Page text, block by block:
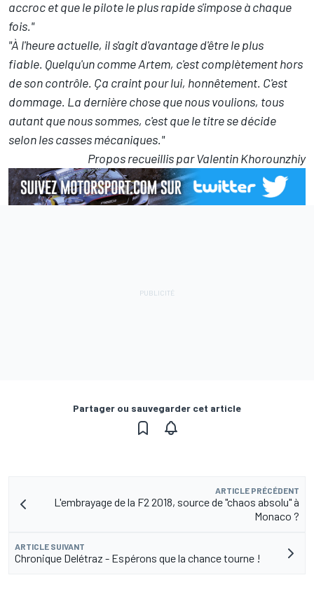
accroc et que le pilote le plus rapide s'impose à chaque
fois."
"À l'heure actuelle, il s'agit d'avantage d'être le plus
fiable. Quelqu'un comme Artem, c'est complètement hors
de son contrôle. Ça craint pour lui, honnêtement. C'est
dommage. La dernière chose que nous voulions, tous
autant que nous sommes, c'est que le titre se décide
selon les casses mécaniques."
Propos recueillis par Valentin Khorounzhiy
Partager ou sauvegarder cet article
ARTICLE PRÉCÉDENT
L'embrayage de la F2 2018, source de "chaos absolu" à
Monaco ?
ARTICLE SUIVANT
Chronique Delétraz - Espérons que la chance tourne !